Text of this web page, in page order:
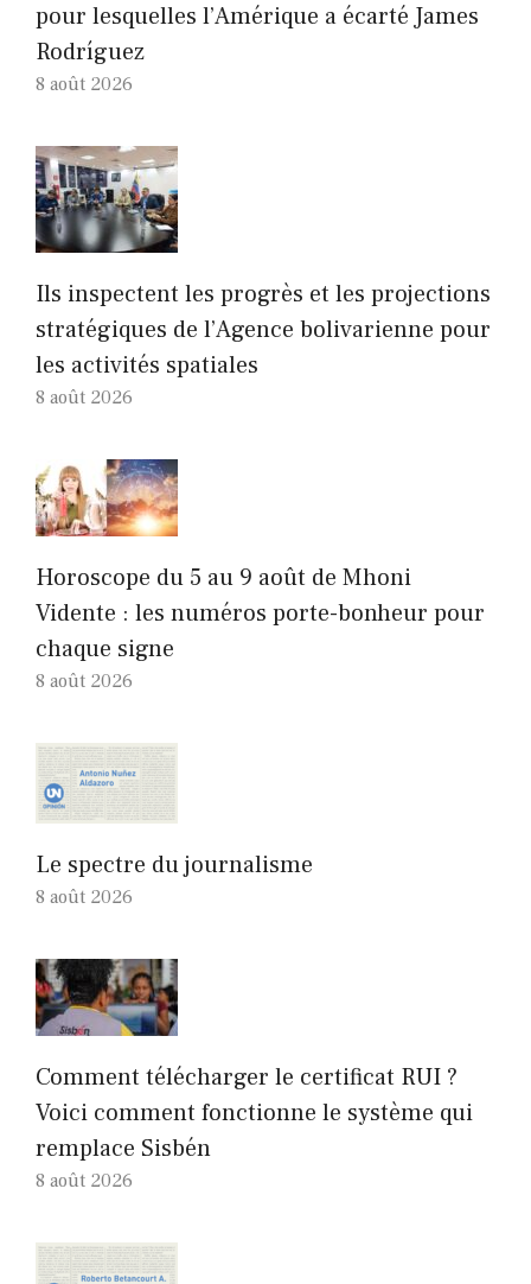
pour lesquelles l’Amérique a écarté James
Rodríguez
8 août 2026
Ils inspectent les progrès et les projections
stratégiques de l’Agence bolivarienne pour
les activités spatiales
8 août 2026
Horoscope du 5 au 9 août de Mhoni
Vidente : les numéros porte-bonheur pour
chaque signe
8 août 2026
Le spectre du journalisme
8 août 2026
Comment télécharger le certificat RUI ?
Voici comment fonctionne le système qui
remplace Sisbén
8 août 2026